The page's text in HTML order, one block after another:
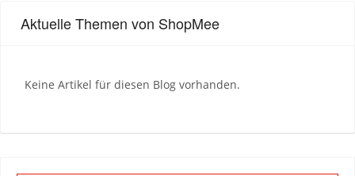
Aktuelle Themen von ShopMee
Keine Artikel für diesen Blog vorhanden.